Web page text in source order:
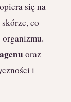
się na
co
oraz
i